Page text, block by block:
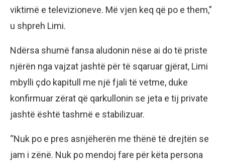
viktimë e televizioneve. Më vjen keq që po e them,”
u shpreh Limi.
Ndërsa shumë fansa aludonin nëse ai do të priste
njërën nga vajzat jashtë për të sqaruar gjërat, Limi
mbylli çdo kapitull me një fjali të vetme, duke
konfirmuar zërat që qarkullonin se jeta e tij private
jashtë është tashmë e stabilizuar.
“Nuk po e pres asnjëherën me thënë të drejtën se
jam i zënë. Nuk po mendoj fare për këta persona